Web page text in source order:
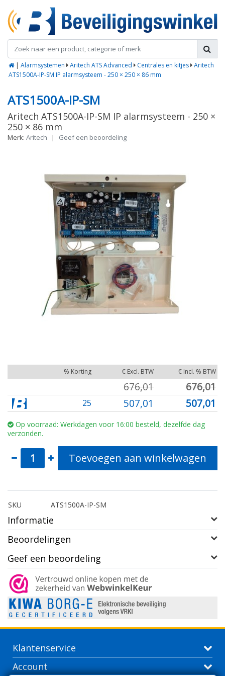
| Alarmsystemen Aritech ATS Advanced Centrales en kitjes Aritech
ATS1500A-IP-SM IP alarmsysteem - 250 × 250 × 86 mm
ATS1500A-IP-SM
Aritech ATS1500A-IP-SM IP alarmsysteem - 250 ×
250 × 86 mm
Merk: Aritech | Geef een beoordeling
% Korting € Excl. BTW € Incl. % BTW
676,01 676,01
25 507,01 507,01
Op voorraad: Werkdagen voor 16:00 besteld, dezelfde dag
verzonden.
Toevoegen aan winkelwagen
SKU ATS1500A-IP-SM
Informatie
Beoordelingen
Geef een beoordeling
Klantenservice
Account